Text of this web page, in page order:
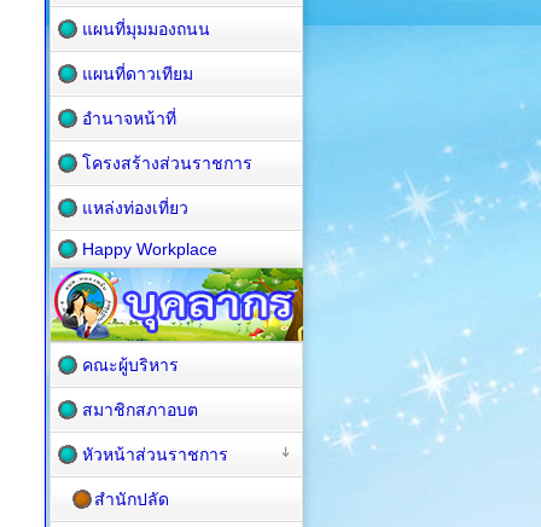
แผนที่มุมมองถนน
แผนที่ดาวเทียม
อำนาจหน้าที่
โครงสร้างส่วนราชการ
แหล่งท่องเที่ยว
Happy Workplace
คณะผู้บริหาร
สมาชิกสภาอบต
หัวหน้าส่วนราชการ
สำนักปลัด